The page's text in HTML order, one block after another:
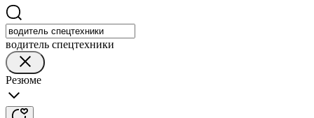
водитель спецтехники
Резюме